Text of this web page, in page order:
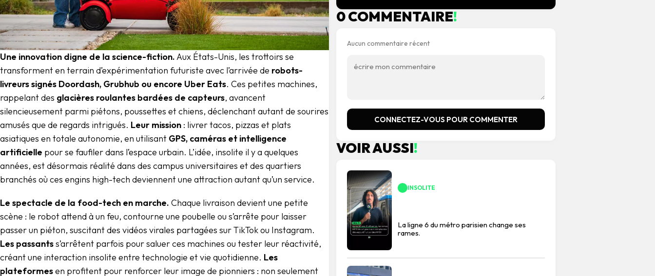
Une innovation digne de la science-fiction.Aux États-Unis, les trottoirs se
transforment en terrain d’expérimentation futuriste avec l’arrivée de robots-
livreurs signés Doordash, Grubhub ou encore Uber Eats. Ces petites machines,
rappelant des glacières roulantes bardées de capteurs, avancent
silencieusement parmi piétons, poussettes et chiens, déclenchant autant de sourires
amusés que de regards intrigués. Leur mission : livrer tacos, pizzas et plats
asiatiques en totale autonomie, en utilisant GPS, caméras et intelligence
artificielle pour se faufiler dans l’espace urbain. L’idée, insolite il y a quelques
années, est désormais réalité dans des campus universitaires et des quartiers
branchés où ces engins high-tech deviennent une attraction autant qu’un service.
Le spectacle de la food-tech en marche. Chaque livraison devient une petite
scène : le robot attend à un feu, contourne une poubelle ou s’arrête pour laisser
passer un piéton, suscitant des vidéos virales partagées sur TikTok ou Instagram.
Les passantss’arrêtent parfois pour saluer ces machines ou tester leur réactivité,
créant une interaction insolite entre technologie et vie quotidienne. Les
plateformesen profitent pour renforcer leur image de pionniers : non seulement
0 COMMENTAIRE!
Aucun commentaire récent
CONNECTEZ-VOUS POUR COMMENTER
VOIR AUSSI!
INSOLITE
La ligne 6 du métro parisien change ses
rames.